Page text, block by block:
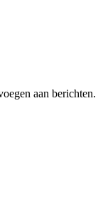
aan berichten.